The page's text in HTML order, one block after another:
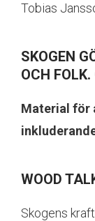
Tobias
SKOGEN
OCH FOLK.
Material för
WOOD
Skogens